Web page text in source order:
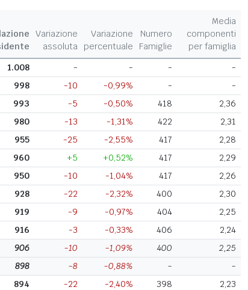
Variazione
assoluta
Variazione
percentuale
Numero
Famiglie
Media
componenti
per famiglia
1.008 - - -
-
998 -10 -0,99% -
-
993 -5 -0,50% 418
2,36
980 -13 -1,31% 422
2,31
955 -25 -2,55% 417
2,28
960 +5 +0,52% 417
2,29
950 -10 -1,04% 417
2,26
928 -22 -2,32% 400
2,30
919 -9 -0,97% 404
2,25
916 -3 -0,33% 406
2,24
906 -10 -1,09% 400
2,25
898 -8 -0,88% -
-
894 -22 -2,40% 398
2,23